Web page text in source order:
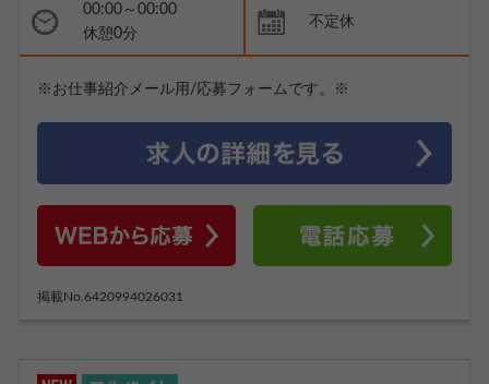
00:00～00:00
休憩0分
不定休
※お仕事紹介メール用/応募フォームです。※
掲載No.6420994026031